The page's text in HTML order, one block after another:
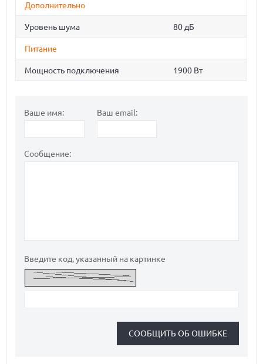
Дополнительно
Уровень шума 80 дБ
Питание
Мощность подключения 1900 Вт
Ваше имя: Ваш email:
Сообщение:
Введите код, указанный на картинке